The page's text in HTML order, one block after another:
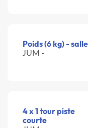
Poids (6 kg) - salle
JUM -
4 x 1 tour piste
courte